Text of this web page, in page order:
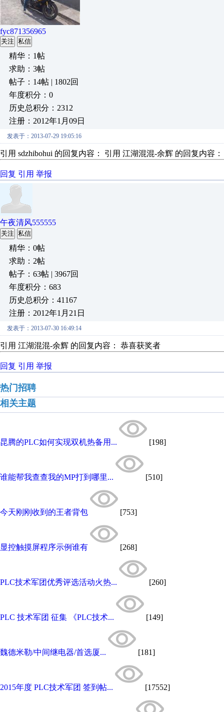
fyc871356965
关注 私信
精华：1帖
求助：3帖
帖子：14帖 | 1802回
年度积分：0
历史总积分：2312
注册：2012年1月09日
发表于：2013-07-29 19:05:16
引用 sdzhibohui 的回复内容： 引用 江湖混混-余辉 的回复内
回复 引用 举报
午夜清风555555
关注 私信
精华：0帖
求助：2帖
帖子：63帖 | 3967回
年度积分：683
历史总积分：41167
注册：2012年1月21日
发表于：2013-07-30 16:49:14
引用 江湖混混-余辉 的回复内容： 恭喜获奖者
回复 引用 举报
热门招聘
相关主题
昆腾的PLC如何实现双机热备用... [198]
谁能帮我查查我的MP打到哪里... [510]
今天刚刚收到的王者背包 [753]
显控触摸屏程序示例谁有 [268]
PLC技术军团优秀评选活动火热... [260]
PLC 技术军团 征集 《PLC技术... [149]
魏德米勒/中间继电器/首选厦... [181]
2015年度 PLC技术军团 签到帖... [17552]